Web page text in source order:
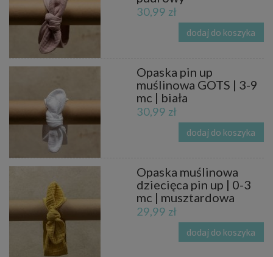
30,99 zł
dodaj do koszyka
Opaska pin up
muślinowa GOTS | 3-9
mc | biała
30,99 zł
dodaj do koszyka
Opaska muślinowa
dziecięca pin up | 0-3
mc | musztardowa
29,99 zł
dodaj do koszyka